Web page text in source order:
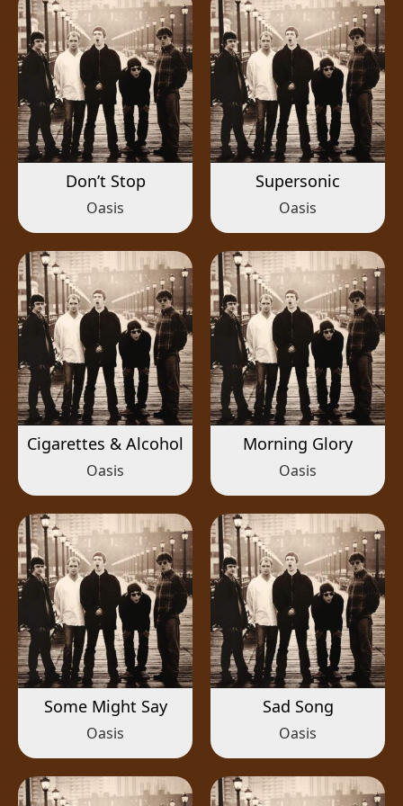
Don’t Stop
Oasis
Supersonic
Oasis
Cigarettes & Alcohol
Oasis
Morning Glory
Oasis
Some Might Say
Oasis
Sad Song
Oasis